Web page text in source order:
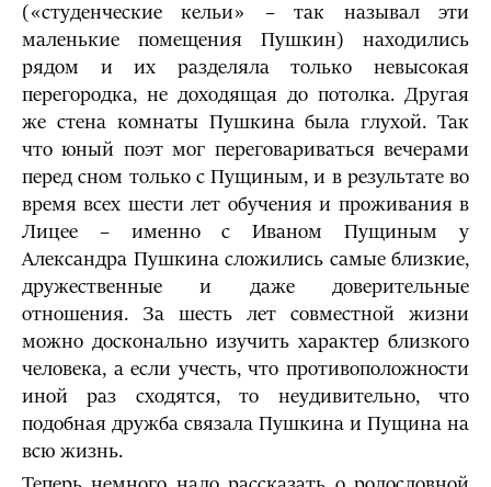
(«студенческие кельи» – так называл эти
маленькие помещения Пушкин) находились
рядом и их разделяла только невысокая
перегородка, не доходящая до потолка. Другая
же стена комнаты Пушкина была глухой. Так
что юный поэт мог переговариваться вечерами
перед сном только с Пущиным, и в результате во
время всех шести лет обучения и проживания в
Лицее – именно с Иваном Пущиным у
Александра Пушкина сложились самые близкие,
дружественные и даже доверительные
отношения. За шесть лет совместной жизни
можно досконально изучить характер близкого
человека, а если учесть, что противоположности
иной раз сходятся, то неудивительно, что
подобная дружба связала Пушкина и Пущина на
всю жизнь.